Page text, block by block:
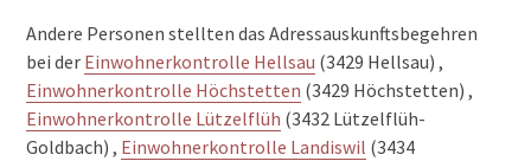
Andere Personen stellten das Adressauskunftsbegehren
bei der Einwohnerkontrolle Hellsau (3429 Hellsau) ,
Einwohnerkontrolle Höchstetten (3429 Höchstetten) ,
Einwohnerkontrolle Lützelflüh (3432 Lützelflüh-
Goldbach) , Einwohnerkontrolle Landiswil (3434